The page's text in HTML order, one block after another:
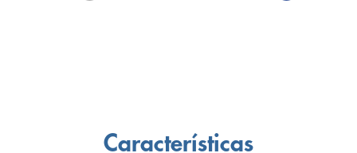
Características